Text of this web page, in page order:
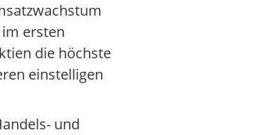
ersten
die höchste
einstelligen
und